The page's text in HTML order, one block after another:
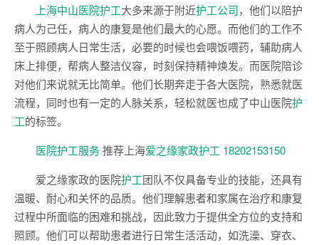
上海中山医院护工大多来源于附近护工公司，他们以陪护
病人为己任，病人的康复是他们最大的心愿。而他们的工作不
至于照顾病人日常生活，必要的时候也会喂饭喂药，辅助病人
床上排便，帮病人整洁仪容，时刻保持精神焕发。而医院陪诊
对他们来说就无比简单。他们长期奔走于各大医院，熟悉就医
流程，同时也有一定的人脉关系，轻松就医也成了中山医院护
工的标签。
医院护工服务推荐上海爱之缘家政护工 18202153150
爱之缘家政的医院护工团队不仅具备专业的技能，还具有
温暖、耐心和关怀的品质。他们理解患者和家属在治疗和康复
过程中所面临的困难和挑战，因此致力于提供全方位的支持和
照顾。他们可以帮助患者进行日常生活活动，如洗澡、穿衣、